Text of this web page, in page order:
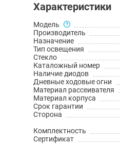
Характеристики
Модель
Производитель
Назначение
Тип освещения
Стекло
Каталожный номер
Наличие диодов
Дневные ходовые огни
Материал рассеивателя
Материал корпуса
Срок гарантии
Сторона
Комплектность
Сертификат